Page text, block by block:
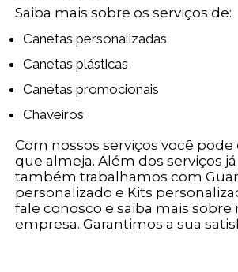
Saiba mais sobre os serviços de:
Canetas personalizadas
Canetas plásticas
Canetas promocionais
Chaveiros
Com nossos serviços você
que almeja. Além dos serviços
também trabalhamos com
personalizado e Kits
fale conosco e saiba mais sobre
empresa. Garantimos a sua